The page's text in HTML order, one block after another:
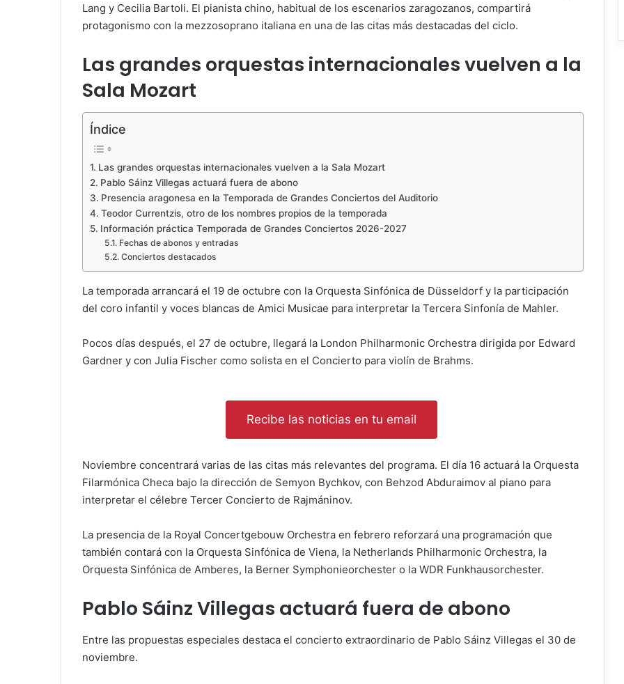
Lang y Cecilia Bartoli. El pianista chino, habitual de los escenarios zaragozanos, compartirá
protagonismo con la mezzosoprano italiana en una de las citas más destacadas del ciclo.
Las grandes orquestas internacionales vuelven a la
Sala Mozart
Índice
Las grandes orquestas internacionales vuelven a la Sala Mozart
Pablo Sáinz Villegas actuará fuera de abono
Presencia aragonesa en la Temporada de Grandes Conciertos del Auditorio
Teodor Currentzis, otro de los nombres propios de la temporada
Información práctica Temporada de Grandes Conciertos 2026-2027
Fechas de abonos y entradas
Conciertos destacados
La temporada arrancará el 19 de octubre con la Orquesta Sinfónica de Düsseldorf y la participación
del coro infantil y voces blancas de Amici Musicae para interpretar la Tercera Sinfonía de Mahler.
Pocos días después, el 27 de octubre, llegará la London Philharmonic Orchestra dirigida por Edward
Gardner y con Julia Fischer como solista en el Concierto para violín de Brahms.
Recibe las noticias en tu email
Noviembre concentrará varias de las citas más relevantes del programa. El día 16 actuará la Orquesta
Filarmónica Checa bajo la dirección de Semyon Bychkov, con Behzod Abduraimov al piano para
interpretar el célebre Tercer Concierto de Rajmáninov.
La presencia de la Royal Concertgebouw Orchestra en febrero reforzará una programación que
también contará con la Orquesta Sinfónica de Viena, la Netherlands Philharmonic Orchestra, la
Orquesta Sinfónica de Amberes, la Berner Symphonieorchester o la WDR Funkhausorchester.
Pablo Sáinz Villegas actuará fuera de abono
Entre las propuestas especiales destaca el concierto extraordinario de Pablo Sáinz Villegas el 30 de
noviembre.